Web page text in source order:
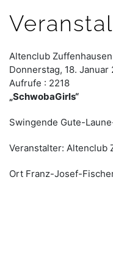
Altenclub
Donnerstag, 18.
Aufrufe : 2218
„SchwobaGirls“
Swingende Gute-
Veranstalter: Altenclub
Ort Franz-Josef-